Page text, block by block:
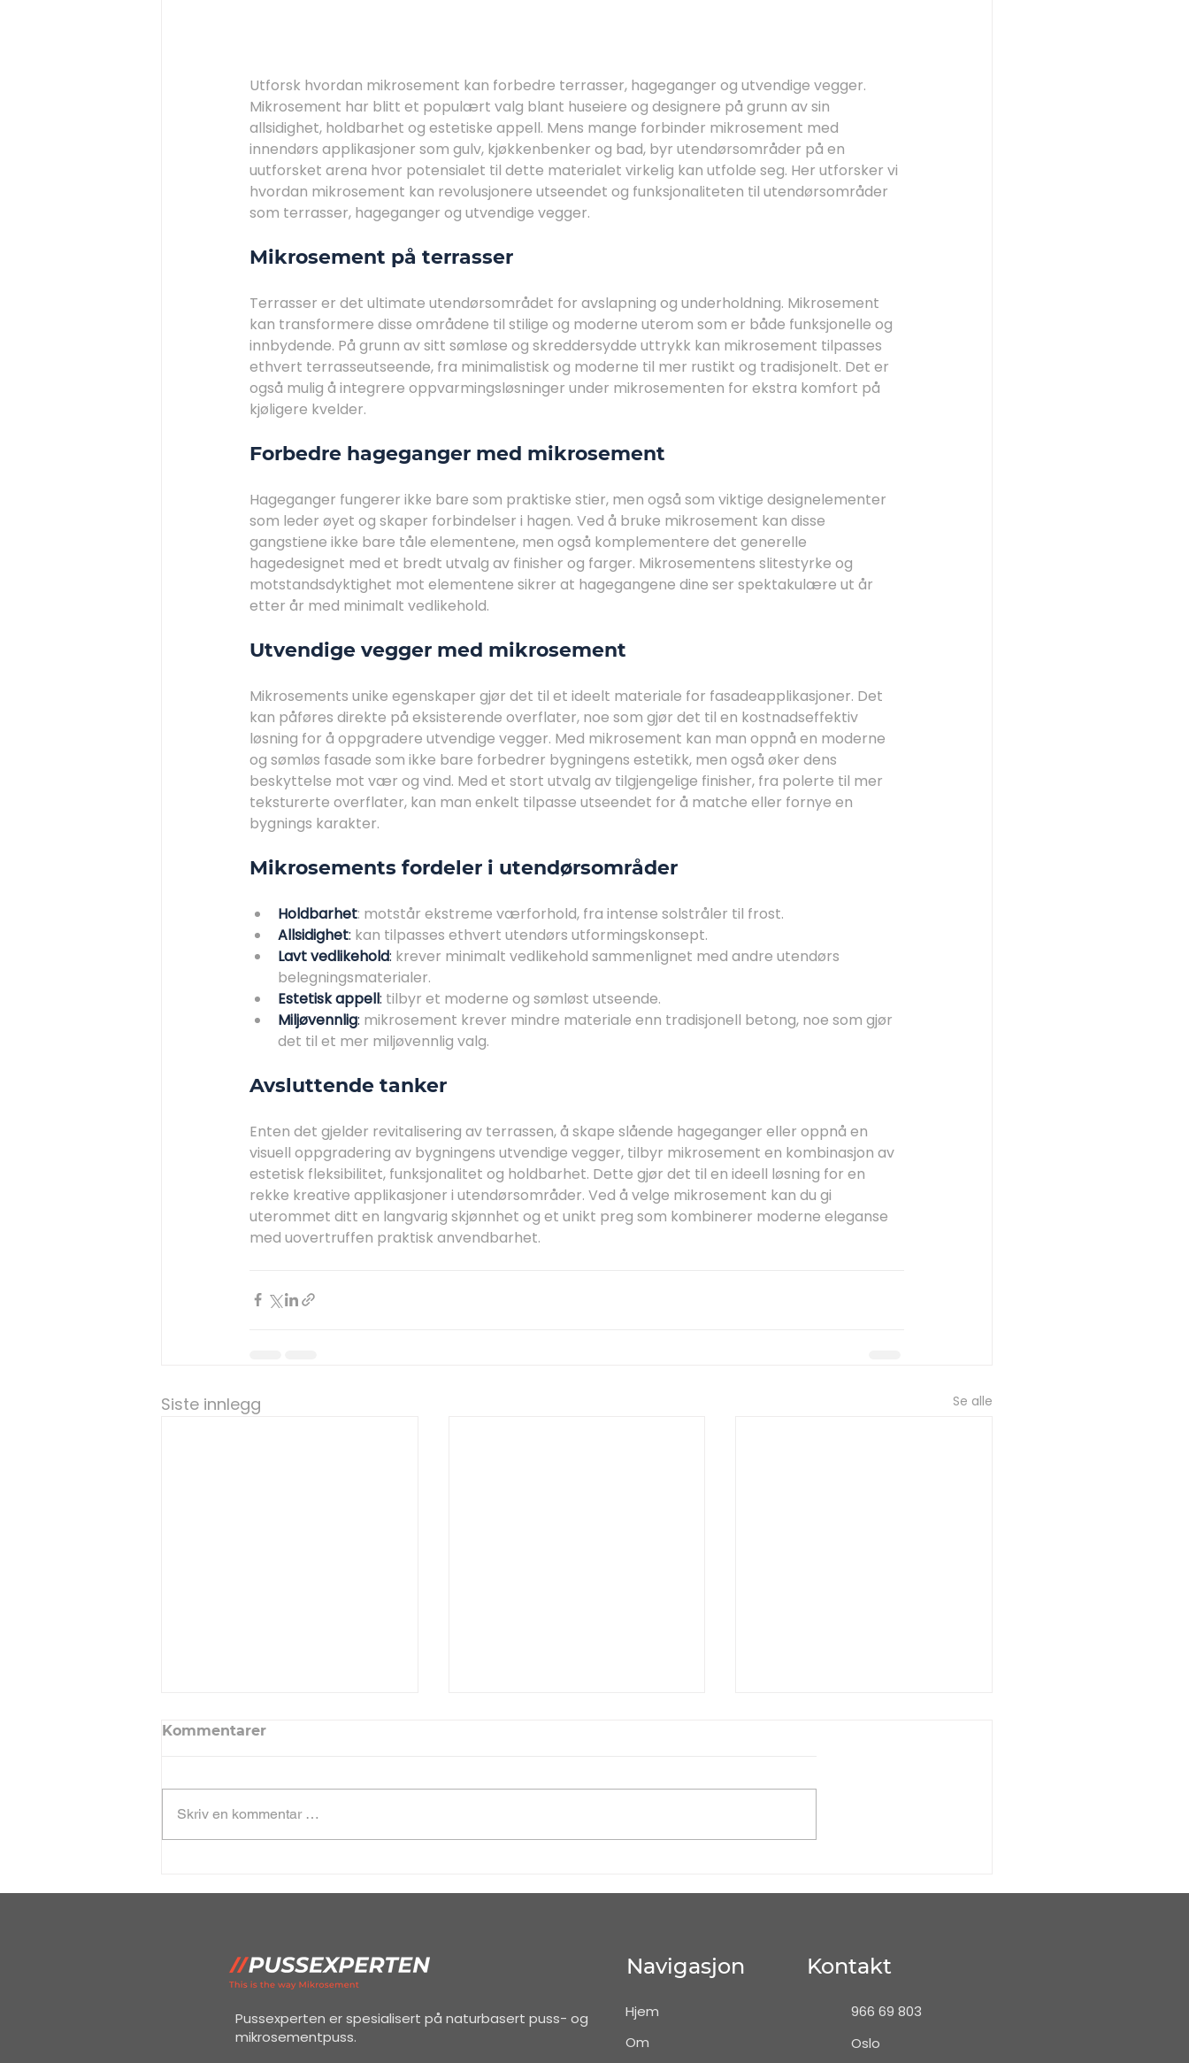
Utforsk hvordan mikrosement kan forbedre terrasser, hageganger og utvendige vegger.
Mikrosement har blitt et populært valg blant huseiere og designere på grunn av sin
allsidighet, holdbarhet og estetiske appell. Mens mange forbinder mikrosement med
innendørs applikasjoner som gulv, kjøkkenbenker og bad, byr utendørsområder på en
uutforsket arena hvor potensialet til dette materialet virkelig kan utfolde seg. Her utforsker vi
hvordan mikrosement kan revolusjonere utseendet og funksjonaliteten til utendørsområder
som terrasser, hageganger og utvendige vegger.
Mikrosement på terrasser
Terrasser er det ultimate utendørsområdet for avslapning og underholdning. Mikrosement
kan transformere disse områdene til stilige og moderne uterom som er både funksjonelle og
innbydende. På grunn av sitt sømløse og skreddersydde uttrykk kan mikrosement tilpasses
ethvert terrasseutseende, fra minimalistisk og moderne til mer rustikt og tradisjonelt. Det er
også mulig å integrere oppvarmingsløsninger under mikrosementen for ekstra komfort på
kjøligere kvelder.
Forbedre hageganger med mikrosement
Hageganger fungerer ikke bare som praktiske stier, men også som viktige designelementer
som leder øyet og skaper forbindelser i hagen. Ved å bruke mikrosement kan disse
gangstiene ikke bare tåle elementene, men også komplementere det generelle
hagedesignet med et bredt utvalg av finisher og farger. Mikrosementens slitestyrke og
motstandsdyktighet mot elementene sikrer at hagegangene dine ser spektakulære ut år
etter år med minimalt vedlikehold.
Utvendige vegger med mikrosement
Mikrosements unike egenskaper gjør det til et ideelt materiale for fasadeapplikasjoner. Det
kan påføres direkte på eksisterende overflater, noe som gjør det til en kostnadseffektiv
løsning for å oppgradere utvendige vegger. Med mikrosement kan man oppnå en moderne
og sømløs fasade som ikke bare forbedrer bygningens estetikk, men også øker dens
beskyttelse mot vær og vind. Med et stort utvalg av tilgjengelige finisher, fra polerte til mer
teksturerte overflater, kan man enkelt tilpasse utseendet for å matche eller fornye en
bygnings karakter.
Mikrosements fordeler i utendørsområder
Holdbarhet: motstår ekstreme værforhold, fra intense solstråler til frost.
Allsidighet: kan tilpasses ethvert utendørs utformingskonsept.
Lavt vedlikehold: krever minimalt vedlikehold sammenlignet med andre utendørs
belegningsmaterialer.
Estetisk appell: tilbyr et moderne og sømløst utseende.
Miljøvennlig: mikrosement krever mindre materiale enn tradisjonell betong, noe som gjør
det til et mer miljøvennlig valg.
Avsluttende tanker
Enten det gjelder revitalisering av terrassen, å skape slående hageganger eller oppnå en
visuell oppgradering av bygningens utvendige vegger, tilbyr mikrosement en kombinasjon av
estetisk fleksibilitet, funksjonalitet og holdbarhet. Dette gjør det til en ideell løsning for en
rekke kreative applikasjoner i utendørsområder. Ved å velge mikrosement kan du gi
uterommet ditt en langvarig skjønnhet og et unikt preg som kombinerer moderne eleganse
med uovertruffen praktisk anvendbarhet.
Siste innlegg Se alle
Kommentarer
Skriv en kommentar …
Pussexperten er spesialisert på naturbasert puss- og
mikrosementpuss.
Navigasjon
Hjem
Om
Kontakt
966 69 803
Oslo